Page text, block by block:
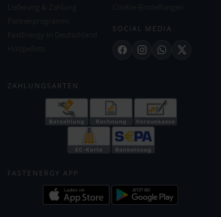
SOCIAL MEDIA
FacebookInstagramWhatsApp
X
ZAHLUNGSARTEN
FASTENERGY APP